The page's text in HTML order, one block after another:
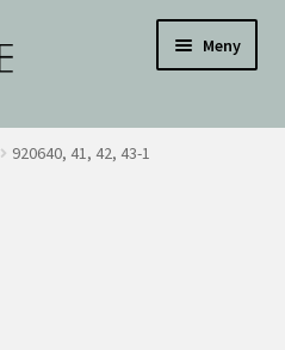
Meny
920640, 41, 42, 43-1